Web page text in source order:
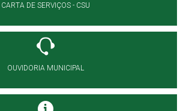
CARTA DE SERVIÇOS - CSU
OUVIDORIA MUNICIPAL